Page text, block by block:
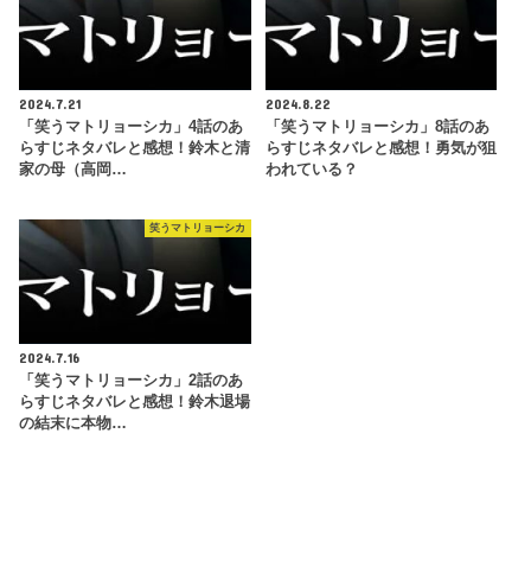
2024.7.21
「笑うマトリョーシカ」4話のあ
らすじネタバレと感想！鈴木と清
家の母（高岡…
2024.8.22
「笑うマトリョーシカ」8話のあ
らすじネタバレと感想！勇気が狙
われている？
笑うマトリョーシカ
2024.7.16
「笑うマトリョーシカ」2話のあ
らすじネタバレと感想！鈴木退場
の結末に本物…